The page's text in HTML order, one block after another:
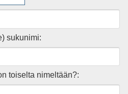
sukunimi:
toiselta nimeltään?: